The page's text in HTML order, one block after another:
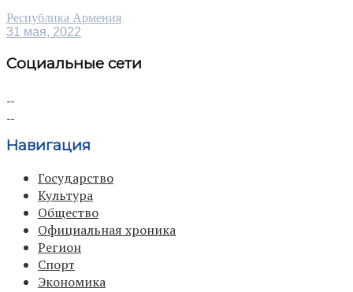
Республика Армения
31 мая, 2022
Социальные сети
Навигация
Государство
Культура
Общество
Официальная хроника
Регион
Спорт
Экономика